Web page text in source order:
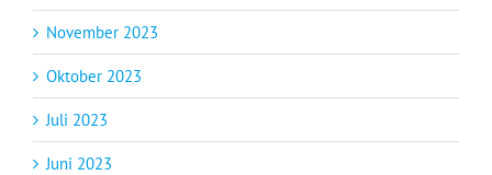
November 2023
Oktober 2023
Juli 2023
Juni 2023